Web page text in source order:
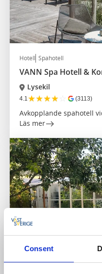
Consent
Hotell Spahotell
VANN Spa Hotell &
Lysekil
4.1★★★★☆ (3113)
Avkopplande spahotell
Läs mer
Bar & pub Bed and Breakfast